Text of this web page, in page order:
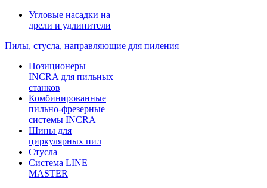
Угловые насадки на
дрели и удлинители
Пилы, стусла, направляющие для пиления
Позиционеры
INCRA для пильных
станков
Комбинированные
пильно-фрезерные
системы INCRA
Шины для
циркулярных пил
Стусла
Система LINE
MASTER